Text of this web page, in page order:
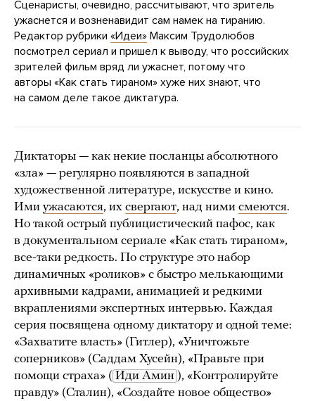
Сценаристы, очевидно, рассчитывают, что зритель
ужаснется и возненавидит сам намек на тиранию.
Редактор рубрики «Идеи» Максим Трудолюбов
посмотрел сериал и пришел к выводу, что российских
зрителей фильм вряд ли ужаснет, потому что
авторы «Как стать тираном» хуже них знают, что
на самом деле такое диктатура.
Диктаторы — как некие посланцы абсолютного
«зла» — регулярно появляются в западной
художественной литературе, искусстве и кино.
Ими ужасаются, их свергают, над ними смеются.
Но такой острый публицистический пафос, как
в документальном сериале «Как стать тираном»,
все-таки редкость. По структуре это набор
динамичных «роликов» с быстро мелькающими
архивными кадрами, анимацией и редкими
вкраплениями экспертных интервью. Каждая
серия посвящена одному диктатору и одной теме:
«Захватите власть» (Гитлер), «Уничтожьте
соперников» (Саддам Хусейн), «Правьте при
помощи страха» ( Иди Амин ), «Контролируйте
правду» (Сталин), «Создайте новое общество»